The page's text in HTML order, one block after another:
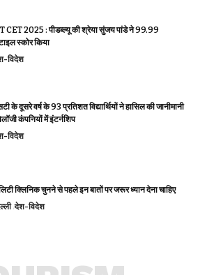
CET 2025 : पीडब्ल्यू की श्रेया सुंजय पांडे ने 99.99
स्कोर किया
विदेश
के दूसरे वर्ष के 93 प्रतिशत विद्यार्थियों ने हासिल की जानीमानी
कंपनियों में इंटर्नशिप
विदेश
क्लिनिक चुनने से पहले इन बातों पर जरूर ध्यान देना चाहिए
देश-विदेश